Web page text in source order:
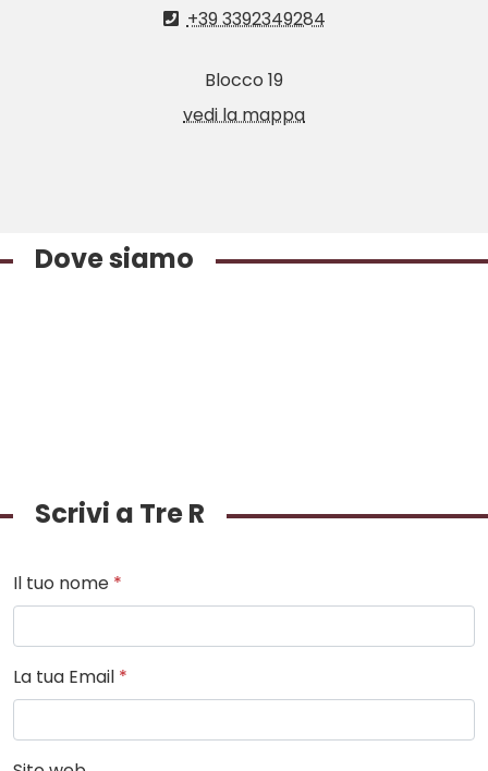
+39 3392349284
Blocco 19
vedi la mappa
Dove siamo
Scrivi a Tre R
Il tuo nome *
La tua Email *